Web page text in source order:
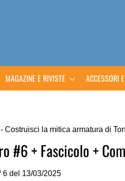
MAGAZINE E RIVISTE ACCESSORI
- Costruisci la mitica armatura di
#6 + Fascicolo +
6 del 13/03/2025